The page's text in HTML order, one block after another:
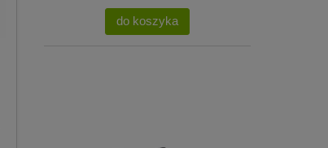
do koszyka